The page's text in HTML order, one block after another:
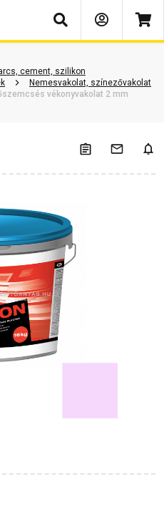
Keresés
cement, szilikon
Nemesvakolat, színezővakolat
vékonyvakolat 2 mm
és válaszok Kapcsolódó cikkek